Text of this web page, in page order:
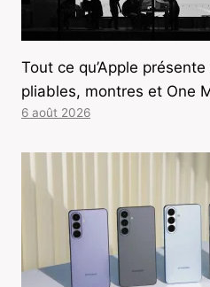
Tout ce qu’Apple
pliables, montres et One
6 août 2026